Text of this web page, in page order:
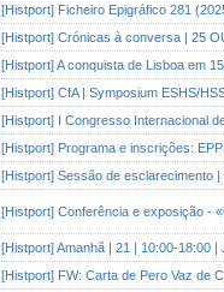
[Histport] Ficheiro Epigráfico 281
[Histport] Crónicas à conversa | 25
[Histport] A conquista de Lisboa em
[Histport] CfA | Symposium ESHS/
[Histport] I Congresso Internacional
[Histport] Programa e inscrições:
[Histport] Sessão de esclarecimento
[Histport] Conferência e exposição -
[Histport] Amanhã | 21 | 10:00-18:00
[Histport] FW: Carta de Pero Vaz de